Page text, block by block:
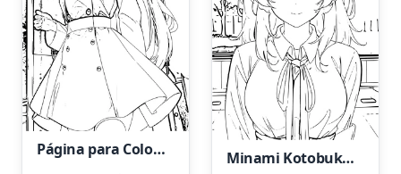
Página para Colorir: Ruby Hoshino de Oshi No Ko Minami Kotobuki de "Oshi No Ko"